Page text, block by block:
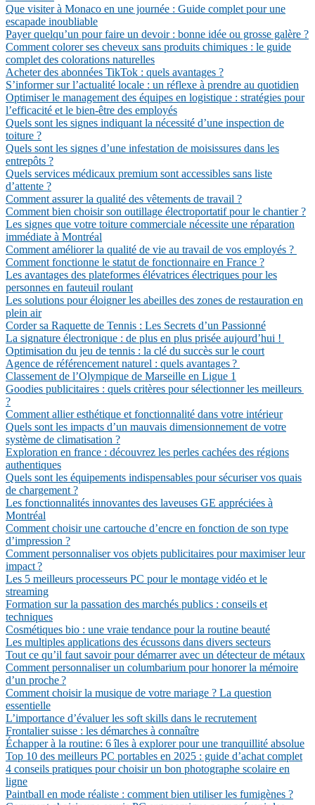
Que visiter à Monaco en une journée : Guide complet pour une
escapade inoubliable
Payer quelqu’un pour faire un devoir : bonne idée ou grosse galère ?
Comment colorer ses cheveux sans produits chimiques : le guide
complet des colorations naturelles
Acheter des abonnées TikTok : quels avantages ?
S’informer sur l’actualité locale : un réflexe à prendre au quotidien
Optimiser le management des équipes en logistique : stratégies pour
l’efficacité et le bien-être des employés
Quels sont les signes indiquant la nécessité d’une inspection de
toiture ?
Quels sont les signes d’une infestation de moisissures dans les
entrepôts ?
Quels services médicaux premium sont accessibles sans liste
d’attente ?
Comment assurer la qualité des vêtements de travail ?
Comment bien choisir son outillage électroportatif pour le chantier ?
Les signes que votre toiture commerciale nécessite une réparation
immédiate à Montréal
Comment améliorer la qualité de vie au travail de vos employés ?
Comment fonctionne le statut de fonctionnaire en France ?
Les avantages des plateformes élévatrices électriques pour les
personnes en fauteuil roulant
Les solutions pour éloigner les abeilles des zones de restauration en
plein air
Corder sa Raquette de Tennis : Les Secrets d’un Passionné
La signature électronique : de plus en plus prisée aujourd’hui !
Optimisation du jeu de tennis : la clé du succès sur le court
Agence de référencement naturel : quels avantages ?
Classement de l’Olympique de Marseille en Ligue 1
Goodies publicitaires : quels critères pour sélectionner les meilleurs
?
Comment allier esthétique et fonctionnalité dans votre intérieur
Quels sont les impacts d’un mauvais dimensionnement de votre
système de climatisation ?
Exploration en france : découvrez les perles cachées des régions
authentiques
Quels sont les équipements indispensables pour sécuriser vos quais
de chargement ?
Les fonctionnalités innovantes des laveuses GE appréciées à
Montréal
Comment choisir une cartouche d’encre en fonction de son type
d’impression ?
Comment personnaliser vos objets publicitaires pour maximiser leur
impact ?
Les 5 meilleurs processeurs PC pour le montage vidéo et le
streaming
Formation sur la passation des marchés publics : conseils et
techniques
Cosmétiques bio : une vraie tendance pour la routine beauté
Les multiples applications des écussons dans divers secteurs
Tout ce qu’il faut savoir pour démarrer avec un détecteur de métaux
Comment personnaliser un columbarium pour honorer la mémoire
d’un proche ?
Comment choisir la musique de votre mariage ? La question
essentielle
L’importance d’évaluer les soft skills dans le recrutement
Frontalier suisse : les démarches à connaître
Échapper à la routine: 6 îles à explorer pour une tranquillité absolue
Top 10 des meilleurs PC portables en 2025 : guide d’achat complet
4 conseils pratiques pour choisir un bon photographe scolaire en
ligne
Paintball en mode réaliste : comment bien utiliser les fumigènes ?